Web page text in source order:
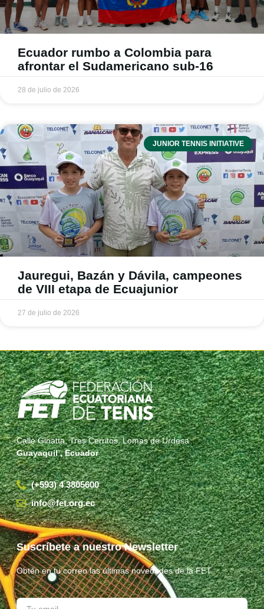
Ecuador rumbo a Colombia para
afrontar el Sudamericano sub-16
28 de julio de 2026
JUNIOR TENNIS INITIATIVE
Jauregui, Bazán y Dávila, campeones
de VIII etapa de Ecuajunior
27 de julio de 2026
Calle Ginatta, Tres Cerritos, Lomas de Urdesa
Guayaquil , Ecuador
(+593) 4 3805600
info@fet.org.ec
Suscríbete a nuestro Newsletter
Obtén en tu correo las últimas novedades de la FET.